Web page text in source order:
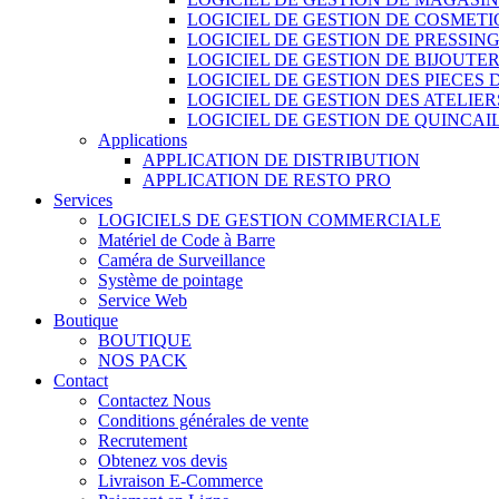
LOGICIEL DE GESTION DE
LOGICIEL DE GESTION DE PRESSING
LOGICIEL DE GESTION DE
LOGICIEL DE GESTION DES PIECES
LOGICIEL DE GESTION DES
LOGICIEL DE GESTION DE
Applications
APPLICATION DE DISTRIBUTION
APPLICATION DE RESTO PRO
Services
LOGICIELS DE GESTION COMMERCIALE
Matériel de Code à Barre
Caméra de Surveillance
Système de pointage
Service Web
Boutique
BOUTIQUE
NOS PACK
Contact
Contactez Nous
Conditions générales de vente
Recrutement
Obtenez vos devis
Livraison E-Commerce